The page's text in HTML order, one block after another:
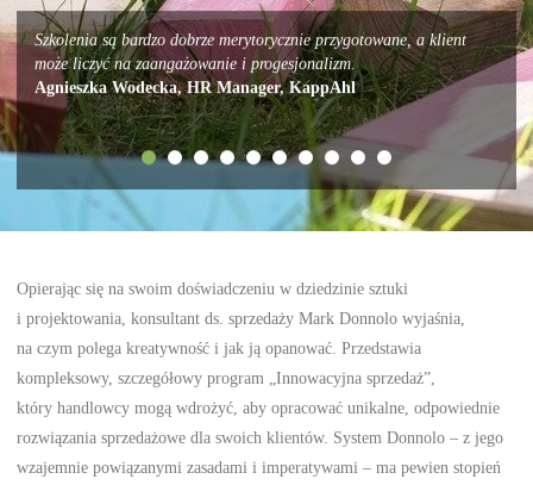
Szkolenia są bardzo dobrze merytorycznie przygotowane, a klient
może liczyć na zaangażowanie i progesjonalizm.
Agnieszka Wodecka, HR Manager, KappAhl
Opierając się na swoim doświadczeniu w dziedzinie sztuki
i projektowania, konsultant ds. sprzedaży Mark Donnolo wyjaśnia,
na czym polega kreatywność i jak ją opanować. Przedstawia
kompleksowy, szczegółowy program „Innowacyjna sprzedaż”,
który handlowcy mogą wdrożyć, aby opracować unikalne, odpowiednie
rozwiązania sprzedażowe dla swoich klientów. System Donnolo – z jego
wzajemnie powiązanymi zasadami i imperatywami – ma pewien stopień